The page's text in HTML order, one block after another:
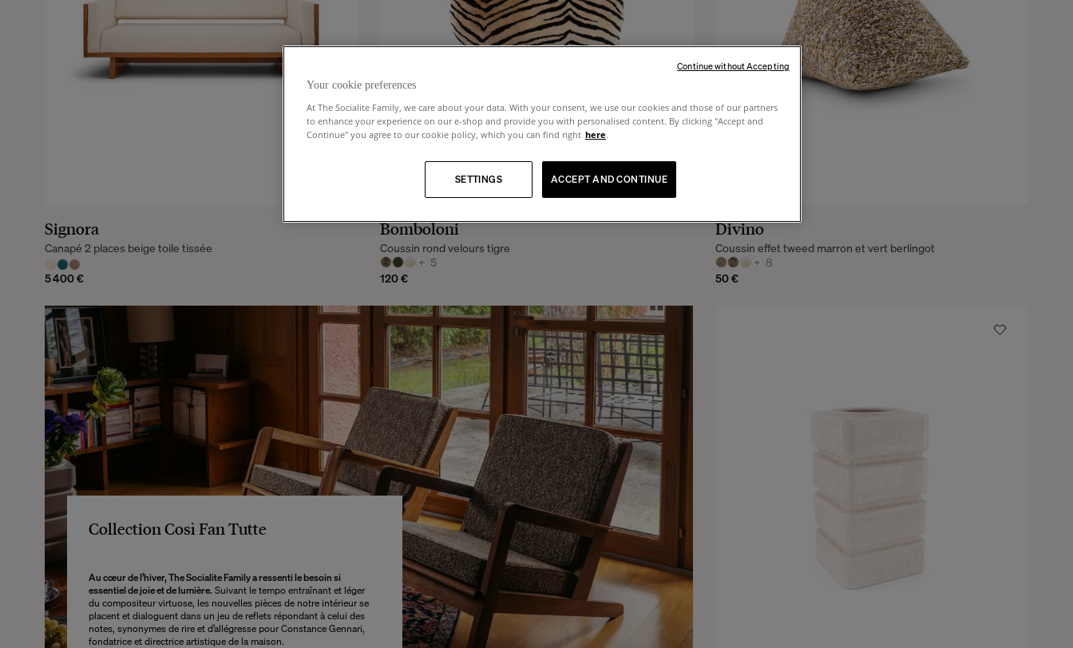
Signora
5 400 €
Canapé 2 places beige toile tissée
Bomboloni
+ 5
120 €
Coussin rond velours tigre
Divino
+ 8
50 €
Coussin effet tweed marron et vert berlingot
Collection Così Fan Tutte
Au cœur de l’hiver, The Socialite Family a ressenti le besoin si
essentiel de joie et de lumière. Suivant le tempo entraînant et léger
du compositeur virtuose, les nouvelles pièces de notre intérieur se
placent et dialoguent dans un jeu de reflets répondant à celui des
notes, synonymes de rire et d’allégresse pour Constance Gennari,
fondatrice et directrice artistique de la maison.
Your cookie preferences
At The Socialite Family, we care about your data. With your consent, we use our cookies and those of our partners
to enhance your experience on our e-shop and provide you with personalised content. By clicking "Accept and
Continue" you agree to our cookie policy, which you can find right here.
ACCEPT AND CONTINUE
SETTINGS
Continue without Accepting